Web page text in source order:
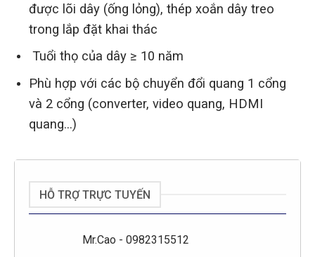
được lõi dây (ống lỏng), thép xoắn dây treo
trong lắp đặt khai thác
Tuổi thọ của dây ≥ 10 năm
Phù hợp với các bộ chuyển đổi quang 1 cổng
và 2 cổng (converter, video quang, HDMI
quang…)
HỖ TRỢ TRỰC TUYẾN
Mr.Cao - 0982315512